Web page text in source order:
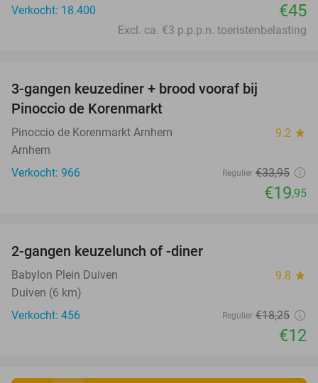
Verkocht: 18.400
€45
Excl. ca. €3 p.p.p.n. toeristenbelasting
3-gangen keuzediner + brood vooraf bij
Pinoccio de Korenmarkt
Pinoccio de Korenmarkt Arnhem 9.2 star
Arnhem
Verkocht: 966
Regulier €33,95
€19,95
2-gangen keuzelunch of -diner
Babylon Plein Duiven 9.8 star
Duiven (6 km)
Verkocht: 456
Regulier €18,25
€12